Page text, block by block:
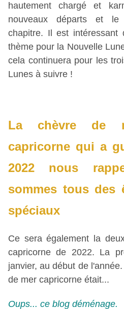
hautement chargé et
nouveaux départs et le
chapitre. Il est intéressant
thème pour la Nouvelle
cela continuera pour les
Lunes à suivre !
La chèvre de
capricorne qui a
2022 nous
sommes tous des
spéciaux
Ce sera également la
capricorne de 2022. La
janvier, au début de
de mer capricorne était...
Oups... ce blog déménage.